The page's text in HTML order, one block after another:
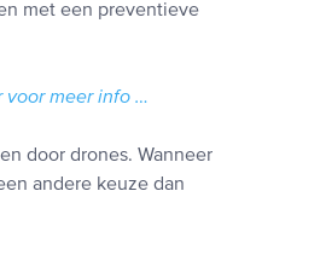
met een preventieve
voor meer info …
door drones. Wanneer
andere keuze dan